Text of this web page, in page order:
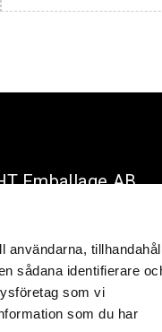
användarna,
sådana identifierare
som vi
som du har
Emballage AB
+46 418 40 30
Företagsvägen 7
261 51 Landskrona